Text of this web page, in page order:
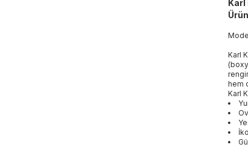
Karl
Karl
hem
Karl